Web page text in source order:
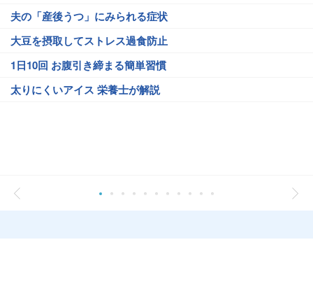
夫の「産後うつ」にみられる症状
大豆を摂取してストレス過食防止
1日10回 お腹引き締まる簡単習慣
太りにくいアイス 栄養士が解説